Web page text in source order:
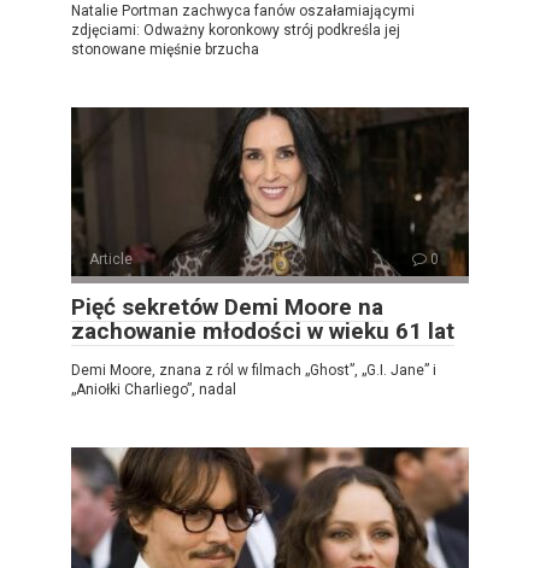
Natalie Portman zachwyca fanów oszałamiającymi
zdjęciami: Odważny koronkowy strój podkreśla jej
stonowane mięśnie brzucha
Article 0
Pięć sekretów Demi Moore na
zachowanie młodości w wieku 61 lat
Demi Moore, znana z ról w filmach „Ghost”, „G.I. Jane” i
„Aniołki Charliego”, nadal